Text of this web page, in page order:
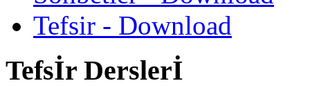
Tefsir - Download
Tefsİr Derslerİ